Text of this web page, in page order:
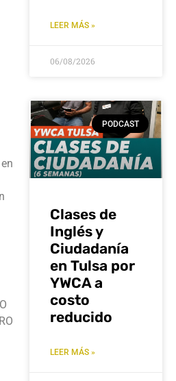
LEER MÁS »
06/08/2026
PODCAST
Clases de
Inglés y
Ciudadanía
en Tulsa por
YWCA a
costo
reducido
LEER MÁS »